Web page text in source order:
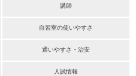
講師
自習室の使いやすさ
通いやすさ・治安
入試情報